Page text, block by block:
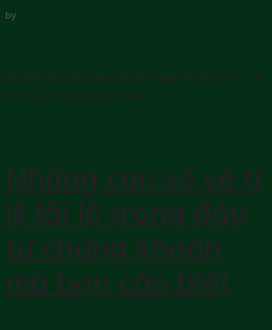
by
H.P đánh giá đây là kênh tạo thu nhập thụ động tốt nhất,
bởi nó cân bằng giữa lợi nhuận,...
Những con số về tỉ
lệ lãi lỗ trong đầu
tư chứng khoán
mà bạn cần biết